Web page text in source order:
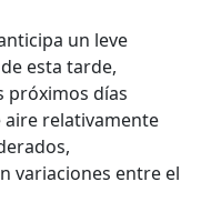
un leve
esta tarde,
próximos días
aire relativamente
variaciones entre el